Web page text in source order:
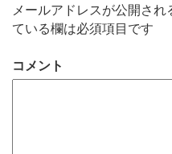
メールアドレスが公開され
ている欄は必須項目です
コメント